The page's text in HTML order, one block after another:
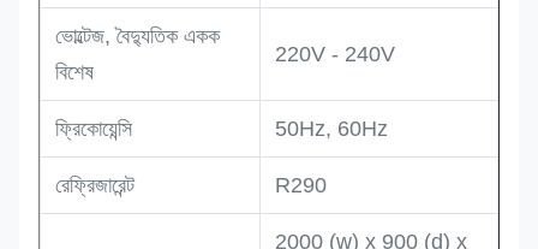
ভোল্টেজ, বৈদ্যুতিক একক
বিশেষ
220V - 240V
ফ্রিকোয়েন্সি 50Hz, 60Hz
রেফ্রিজারেন্ট R290
2000 (w) x 900 (d) x